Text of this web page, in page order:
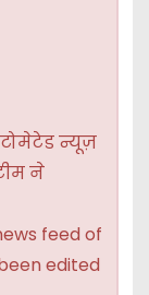
न्यूज़
ने
feed of
edited